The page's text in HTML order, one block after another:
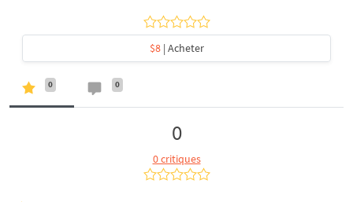
$8| Acheter
0 0
0
0 critiques